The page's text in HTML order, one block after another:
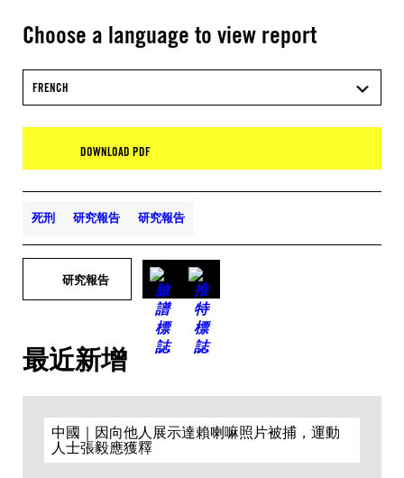
Choose a language to view report
FRENCH
DOWNLOAD PDF
死刑 研究報告 研究報告
研究報告
最近新增
中國｜因向他人展示達賴喇嘛照片被捕，運動
人士張毅應獲釋